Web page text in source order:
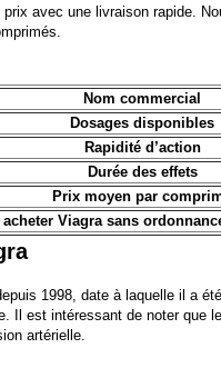
avec une livraison rapide.
Nom commercial
Dosages disponibles
Rapidité d’action
Durée des effets
Prix moyen par
acheter Viagra sans
1998, date à laquelle il a
Il est intéressant de noter que
artérielle.